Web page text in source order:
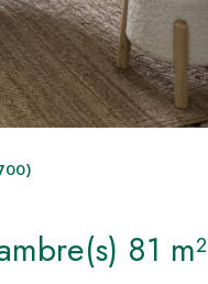
Maison 3 pièce(s) 2 chambre(s) 81 m²